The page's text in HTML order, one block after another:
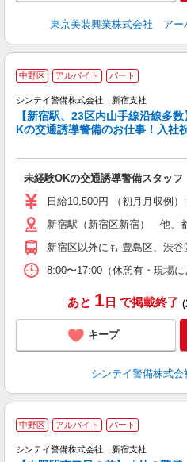
東京美装興業株式会社 アー
中野区 アルバイト パート
シンテイ警備株式会社 新宿支社
【新宿駅、23区内山手線沿線多
Kの交通誘導警備のお仕事！入社
未経験OKの交通誘導警備スタッフ
日給10,500円 （初月月収例
新宿駅（新宿区新宿） 他、
新宿区以外にも 豊島区、渋
8:00〜17:00（休憩有・現場
あと 1日 で掲載終了
キープ
シンテイ警備株式
中野区 アルバイト パート
シンテイ警備株式会社 新宿支社